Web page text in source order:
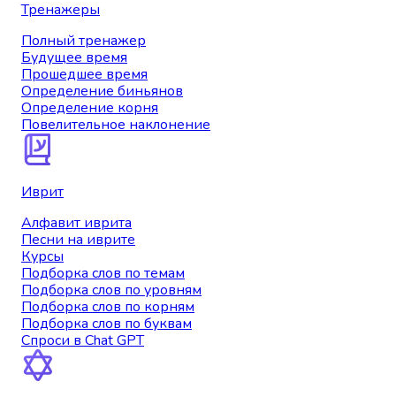
Тренажеры
Полный тренажер
Будущее время
Прошедшее время
Определение биньянов
Определение корня
Повелительное наклонение
Иврит
Алфавит иврита
Песни на иврите
Курсы
Подборка слов по темам
Подборка слов по уровням
Подборка слов по корням
Подборка слов по буквам
Спроси в Chat GPT